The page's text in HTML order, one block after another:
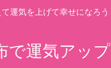
運気を上げて幸せになろう
で運気アップ